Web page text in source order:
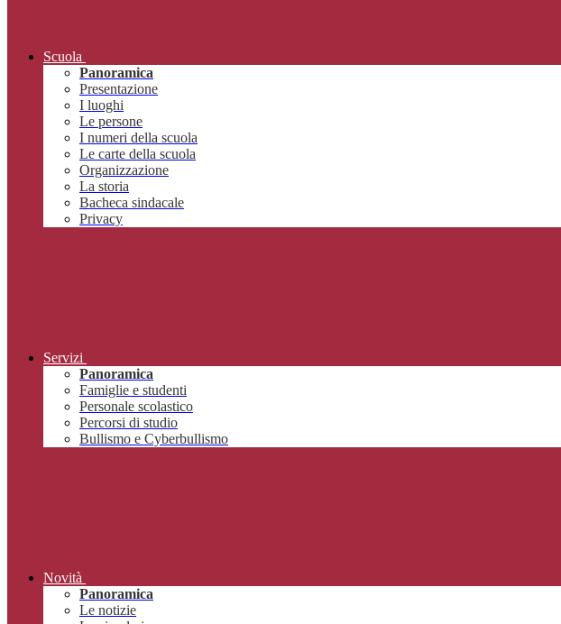
Scuola
Panoramica
Presentazione
I luoghi
Le persone
I numeri della scuola
Le carte della scuola
Organizzazione
La storia
Bacheca sindacale
Privacy
Servizi
Panoramica
Famiglie e studenti
Personale scolastico
Percorsi di studio
Bullismo e Cyberbullismo
Novità
Panoramica
Le notizie